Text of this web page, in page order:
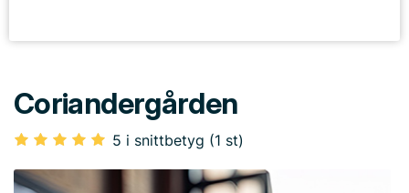
Coriandergården
5 i snittbetyg (1 st)